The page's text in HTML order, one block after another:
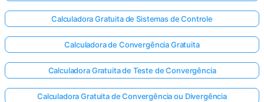
Calculadora Gratuita de Sistemas de Controle
Calculadora de Convergência Gratuita
Calculadora Gratuita de Teste de Convergência
Calculadora Gratuita de Convergência ou Divergência